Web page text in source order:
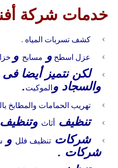
خدمات شركة
كشف تسربات المياه .
عزل اسطح و مسابح و
لكن نتميز أيضا فى
والسجاد والموكيت.
تهريب الحمامات والمطابخ
تنظيف أثاث وتنظيف
شركات تنظيف فلل و
شركات .